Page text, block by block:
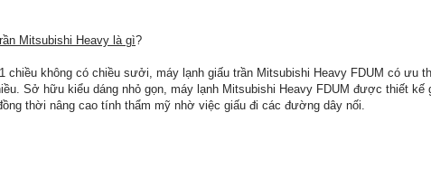
Mitsubishi Heavy là gì?
chiều không có chiều sưởi, máy lạnh giấu trần Mitsubishi Heavy FDUM có ưu
Sở hữu kiểu dáng nhỏ gọn, máy lạnh Mitsubishi Heavy FDUM được thiết kế
thời nâng cao tính thẩm mỹ nhờ việc giấu đi các đường dây nối.